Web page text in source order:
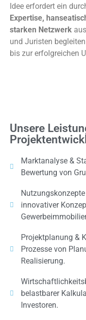
Idee erfordert ein
Expertise,
starken Netzwerk
und Juristen
bis zur erfolgreichen
Unsere
Marktanalyse &
Bewertung von
innovativer
Projektplanung &
Prozesse von
Realisierung.
belastbarer
Investoren.